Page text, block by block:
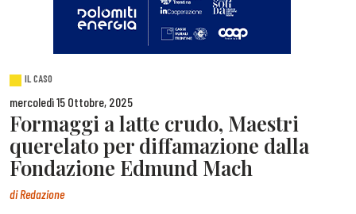
IL CASO
mercoledì 15 Ottobre, 2025
Formaggi a latte crudo, Maestri
querelato per diffamazione dalla
Fondazione Edmund Mach
diRedazione